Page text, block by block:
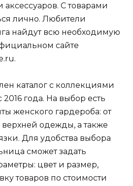
С товарами
лично. Любители
найдут всю необходимую
сайте
каталог с коллекциями
года. На выбор есть
женского гардероба: от
одежды, а также
Для удобства выбора
сможет задать
цвет и размер,
товаров по стоимости